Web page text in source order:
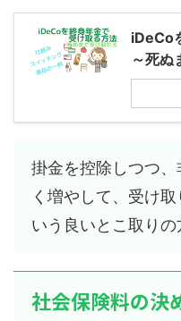
iDeCo
～死ぬ
掛金を控除しつつ、
く増やして、受け
いう良いとこ取りの
社会保険料の決